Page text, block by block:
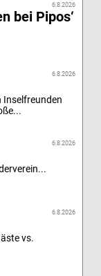
6.8.2026
bei Pipos‘
6.8.2026
Inselfreunden
6.8.2026
6.8.2026
vs.